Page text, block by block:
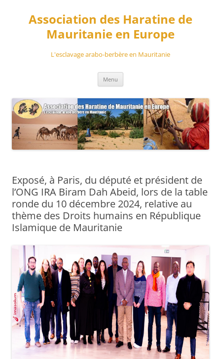
contenuAssociation des Haratine de
Mauritanie en Europe
L'esclavage arabo-berbère en Mauritanie
Menu
Exposé, à Paris, du député et président de
l’ONG IRA Biram Dah Abeid, lors de la table
ronde du 10 décembre 2024, relative au
thème des Droits humains en République
Islamique de Mauritanie